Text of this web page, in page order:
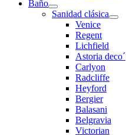
Baño
Sanidad clásica
Venice
Regent
Lichfield
Astoria deco´
Carlyon
Radcliffe
Heyford
Bergier
Balasani
Belgravia
Victorian